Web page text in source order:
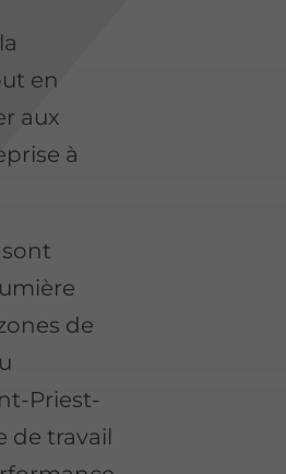
en
aux
à
sont
de
Priest-
de travail